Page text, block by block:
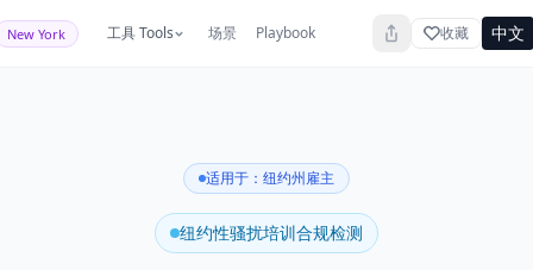
New York 工具 Tools 场景 Playbook 收藏 中文
适用于：纽约州雇主
纽约性骚扰培训合规检测